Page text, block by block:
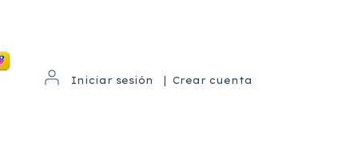
Iniciar sesión Crear cuenta